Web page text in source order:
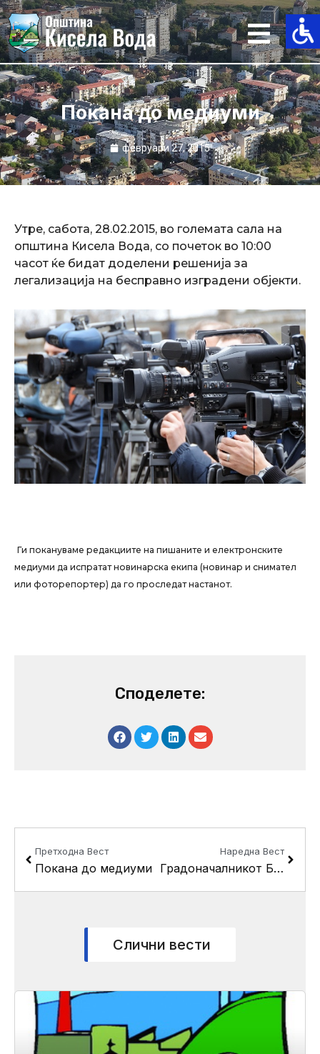
Skip
to
content
Покана до медиуми
февруари 27, 2015
Утре, сабота, 28.02.2015, во големата сала на
општина Кисела Вода, со почеток во 10:00
часот ќе бидат доделени решенија за
легализација на бесправно изградени објекти.
Ги покануваме редакциите на пишаните и електронските
медиуми да испратат новинарска екипа (новинар и снимател
или фоторепортер) да го проследат настанот.
Споделете:
Претходна Вест
Покана до медиуми
Наредна Вест
Градоначалникот Беличанец-Алексиќ и министерот Јанакиески доделија 50 решенија за легализација
Слични вести